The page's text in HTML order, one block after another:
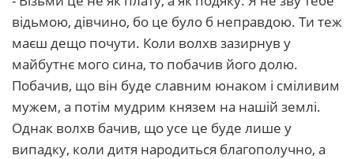
відьмою, дівчино, бо це було б неправдою. Ти теж
маєш дещо почути. Коли волхв зазирнув у
майбутнє мого сина, то побачив його долю.
Побачив, що він буде славним юнаком і сміливим
мужем, а потім мудрим князем на нашій землі.
Однак волхв бачив, що усе це буде лише у
випадку, коли дитя народиться благополучно, а